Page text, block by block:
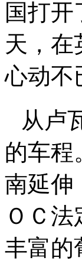
国打
天，在
心动不
从卢
的车程
南延伸
ＯＣ
丰富的